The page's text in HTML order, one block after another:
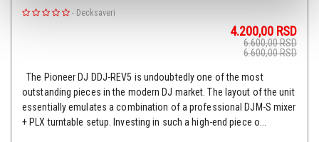
- Decksaveri
4.200,00 RSD
6.600,00RSD
6.600,00RSD
The Pioneer DJ DDJ-REV5 is undoubtedly one of the most
outstanding pieces in the modern DJ market. The layout of the unit
essentially emulates a combination of a professional DJM-S mixer
+ PLX turntable setup. Investing in such a high-end piece o...